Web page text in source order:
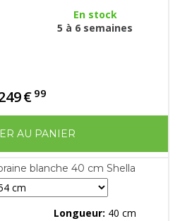
En stock
5 à 6 semaines
€ 99
AU PANIER
blanche 40 cm Shella
Longueur: 40 cm